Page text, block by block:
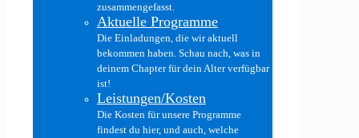
zusammengefasst.
Aktuelle Programme
Die Einladungen, die wir aktuell
bekommen haben. Schau nach, was in
deinem Chapter für dein Alter verfügbar
ist!
Leistungen/Kosten
Die Kosten für unsere Programme
findest du hier, und auch, welche